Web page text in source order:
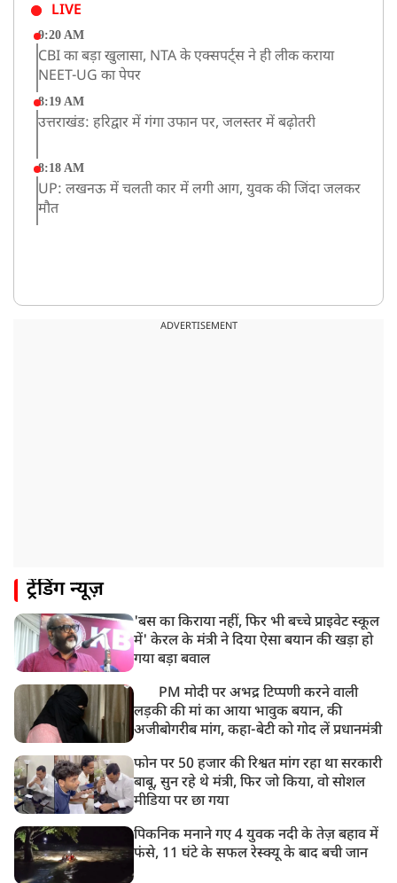
LIVE
9:20 AM
CBI का बड़ा खुलासा, NTA के एक्सपर्ट्स ने ही लीक कराया
NEET-UG का पेपर
8:19 AM
उत्तराखंड: हरिद्वार में गंगा उफान पर, जलस्तर में बढ़ोतरी
8:18 AM
UP: लखनऊ में चलती कार में लगी आग, युवक की जिंदा जलकर
मौत
ADVERTISEMENT
ट्रेंडिंग न्यूज़
'बस का किराया नहीं, फिर भी बच्चे प्राइवेट स्कूल
में' केरल के मंत्री ने दिया ऐसा बयान की खड़ा हो
गया बड़ा बवाल
PM मोदी पर अभद्र टिप्पणी करने वाली
लड़की की मां का आया भावुक बयान, की
अजीबोगरीब मांग, कहा-बेटी को गोद लें प्रधानमंत्री
फोन पर 50 हजार की रिश्वत मांग रहा था सरकारी
बाबू, सुन रहे थे मंत्री, फिर जो किया, वो सोशल
मीडिया पर छा गया
पिकनिक मनाने गए 4 युवक नदी के तेज़ बहाव में
फंसे, 11 घंटे के सफल रेस्क्यू के बाद बची जान